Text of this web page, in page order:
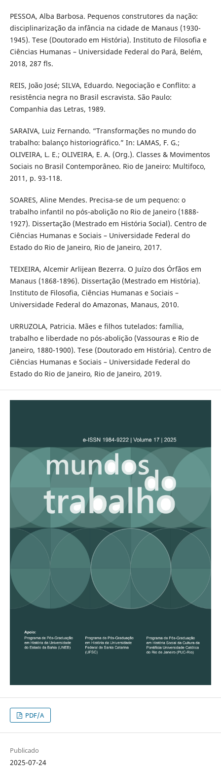
PESSOA, Alba Barbosa. Pequenos construtores da nação:
disciplinarização da infância na cidade de Manaus (1930-
1945). Tese (Doutorado em História). Instituto de Filosofia e
Ciências Humanas – Universidade Federal do Pará, Belém,
2018, 287 fls.
REIS, João José; SILVA, Eduardo. Negociação e Conflito: a
resistência negra no Brasil escravista. São Paulo:
Companhia das Letras, 1989.
SARAIVA, Luiz Fernando. “Transformações no mundo do
trabalho: balanço historiográfico.” In: LAMAS, F. G.;
OLIVEIRA, L. E.; OLIVEIRA, E. A. (Org.). Classes & Movimentos
Sociais no Brasil Contemporâneo. Rio de Janeiro: Multifoco,
2011, p. 93-118.
SOARES, Aline Mendes. Precisa-se de um pequeno: o
trabalho infantil no pós-abolição no Rio de Janeiro (1888-
1927). Dissertação (Mestrado em História Social). Centro de
Ciências Humanas e Sociais – Universidade Federal do
Estado do Rio de Janeiro, Rio de Janeiro, 2017.
TEIXEIRA, Alcemir Arlijean Bezerra. O Juízo dos Órfãos em
Manaus (1868-1896). Dissertação (Mestrado em História).
Instituto de Filosofia, Ciências Humanas e Sociais –
Universidade Federal do Amazonas, Manaus, 2010.
URRUZOLA, Patricia. Mães e filhos tutelados: família,
trabalho e liberdade no pós-abolição (Vassouras e Rio de
Janeiro, 1880-1900). Tese (Doutorado em História). Centro de
Ciências Humanas e Sociais – Universidade Federal do
Estado do Rio de Janeiro, Rio de Janeiro, 2019.
PDF/A
Publicado
2025-07-24